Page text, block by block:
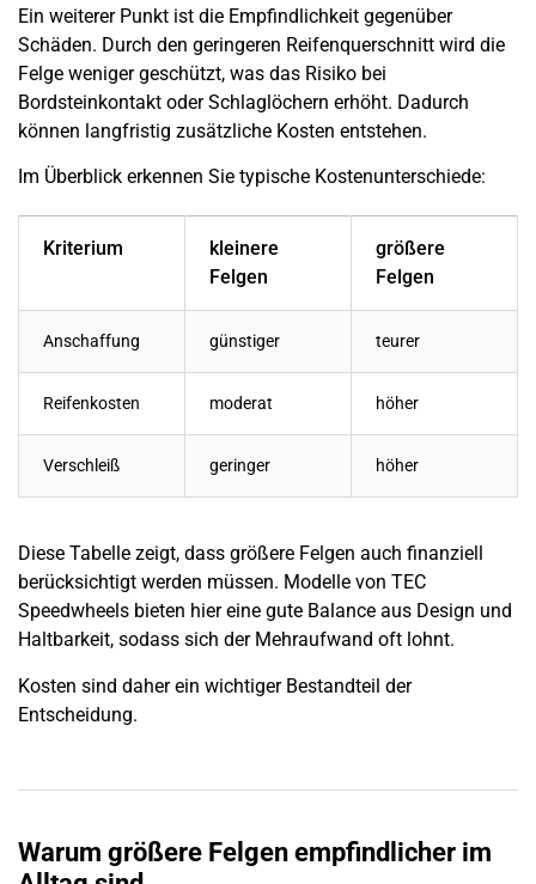
Ein weiterer Punkt ist die Empfindlichkeit gegenüber
Schäden. Durch den geringeren Reifenquerschnitt wird die
Felge weniger geschützt, was das Risiko bei
Bordsteinkontakt oder Schlaglöchern erhöht. Dadurch
können langfristig zusätzliche Kosten entstehen.
Im Überblick erkennen Sie typische Kostenunterschiede:
Kriterium
kleinere
Felgen
größere
Felgen
Anschaffung günstiger teurer
Reifenkosten moderat höher
Verschleiß geringer höher
Diese Tabelle zeigt, dass größere Felgen auch finanziell
berücksichtigt werden müssen. Modelle von TEC
Speedwheels bieten hier eine gute Balance aus Design und
Haltbarkeit, sodass sich der Mehraufwand oft lohnt.
Kosten sind daher ein wichtiger Bestandteil der
Entscheidung.
Warum größere Felgen empfindlicher im